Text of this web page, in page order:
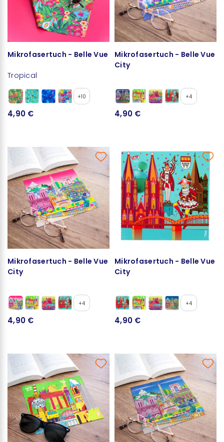
Mikrofasertuch - Belle Vue
Tropical
+10
4,90 €
Mikrofasertuch - Belle Vue
City
+4
4,90 €
Mikrofasertuch - Belle Vue
City
+4
4,90 €
Mikrofasertuch - Belle Vue
City
+4
4,90 €